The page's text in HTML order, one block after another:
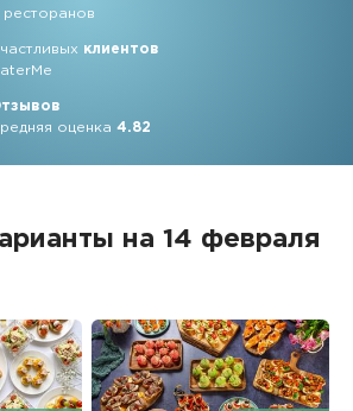
ресторанов
клиентов
оценка4.82
на 14 февраля